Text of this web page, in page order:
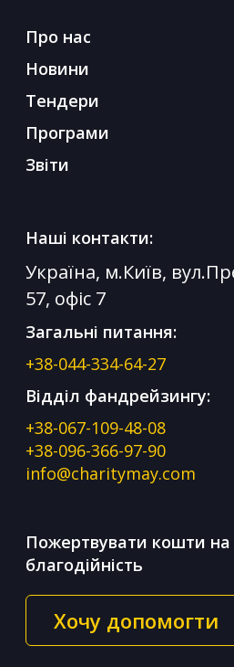
Про нас
Новини
Тендери
Програми
Звіти
Наші контакти:
Україна, м.Київ,
57, офіс 7
Загальні питання:
+38-044-334-64-27
Відділ фандрейзингу:
+38-067-109-48-08
+38-096-366-97-90
info@charitymay.com
Пожертвувати кошти на
благодійність
Хочу допомогти